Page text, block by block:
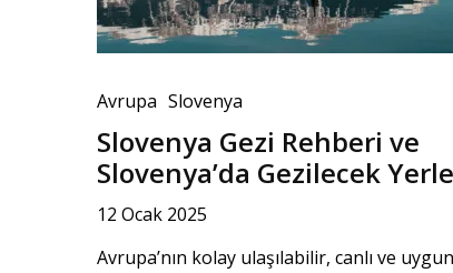
Avrupa Slovenya
Slovenya Gezi Rehberi ve
Slovenya’da Gezilecek
12 Ocak 2025
Avrupa’nın kolay ulaşılabilir, canlı ve